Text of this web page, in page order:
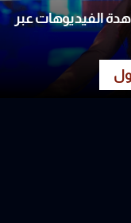
الفيديوهات عبر